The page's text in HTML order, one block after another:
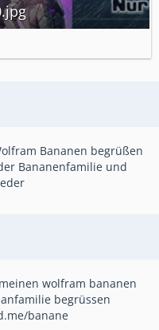
Bananen begrüßen
Bananenfamilie und
wolfram bananen
begrüssen
banane